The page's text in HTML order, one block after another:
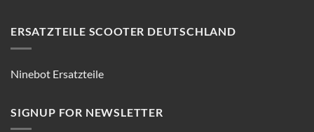
Reparatur:
ERSATZTEILE SCOOTER DEUTSCHLAND
Ninebot Ersatzteile
SIGNUP FOR NEWSLETTER